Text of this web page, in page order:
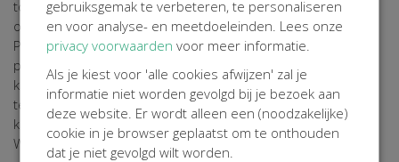
tot identificatie ontvangen, worden verwerkt in
overeenstemming met de bepalingen van de AVG en ons
Privacy Statement. Wanneer het gaat om inzage in
persoonsgegevens gekoppeld aan een cookie, dient u een
kopie van het cookie in kwestie mee te sturen. U kunt deze
terug vinden in de instellingen van uw browser. Verzoeken
kunt u richten aan [E-MAILADRES CONTACTPERSOON
WEBSITE].
gebruiksgemak te verbeteren, te personaliseren
en voor analyse- en meetdoeleinden. Lees onze
privacy voorwaarden voor meer informatie.
Als je kiest voor 'alle cookies afwijzen' zal je
informatie niet worden gevolgd bij je bezoek aan
deze website. Er wordt alleen een (noodzakelijke)
cookie in je browser geplaatst om te onthouden
dat je niet gevolgd wilt worden.